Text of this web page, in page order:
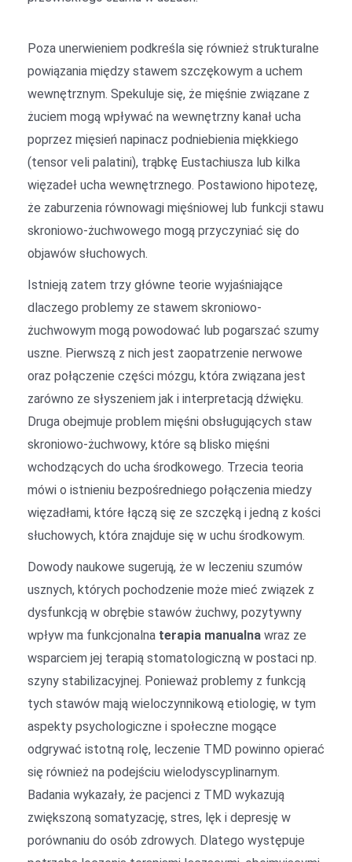
Poza unerwieniem podkreśla się również strukturalne
powiązania między stawem szczękowym a uchem
wewnętrznym. Spekuluje się, że mięśnie związane z
żuciem mogą wpływać na wewnętrzny kanał ucha
poprzez mięsień napinacz podniebienia miękkiego
(tensor veli palatini), trąbkę Eustachiusza lub kilka
więzadeł ucha wewnętrznego. Postawiono hipotezę,
że zaburzenia równowagi mięśniowej lub funkcji stawu
skroniowo-żuchwowego mogą przyczyniać się do
objawów słuchowych.
Istnieją zatem trzy główne teorie wyjaśniające
dlaczego problemy ze stawem skroniowo-
żuchwowym mogą powodować lub pogarszać szumy
uszne. Pierwszą z nich jest zaopatrzenie nerwowe
oraz połączenie części mózgu, która związana jest
zarówno ze słyszeniem jak i interpretacją dźwięku.
Druga obejmuje problem mięśni obsługujących staw
skroniowo-żuchwowy, które są blisko mięśni
wchodzących do ucha środkowego. Trzecia teoria
mówi o istnieniu bezpośredniego połączenia miedzy
więzadłami, które łączą się ze szczęką i jedną z kości
słuchowych, która znajduje się w uchu środkowym.
Dowody naukowe sugerują, że w leczeniu szumów
usznych, których pochodzenie może mieć związek z
dysfunkcją w obrębie stawów żuchwy, pozytywny
wpływ ma funkcjonalna terapia manualnawraz ze
wsparciem jej terapią stomatologiczną w postaci np.
szyny stabilizacyjnej. Ponieważ problemy z funkcją
tych stawów mają wieloczynnikową etiologię, w tym
aspekty psychologiczne i społeczne mogące
odgrywać istotną rolę, leczenie TMD powinno opierać
się również na podejściu wielodyscyplinarnym.
Badania wykazały, że pacjenci z TMD wykazują
zwiększoną somatyzację, stres, lęk i depresję w
porównaniu do osób zdrowych. Dlatego występuje